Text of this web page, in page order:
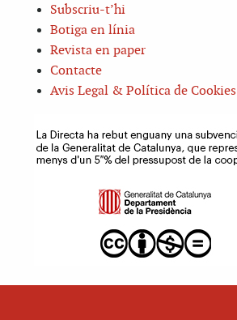
Subscriu-t’hi
Botiga en línia
Revista en paper
Contacte
Avis Legal & Política de Cookies